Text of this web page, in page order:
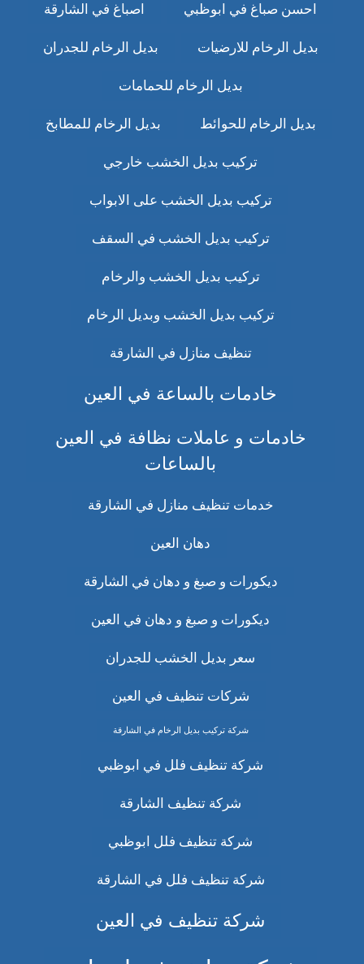
احسن صباغ في ابوظبي اصباغ في الشارقة
بديل الرخام للارضيات بديل الرخام للجدران
بديل الرخام للحمامات
بديل الرخام للحوائط بديل الرخام للمطابخ
تركيب بديل الخشب خارجي
تركيب بديل الخشب على الابواب
تركيب بديل الخشب في السقف
تركيب بديل الخشب والرخام
تركيب بديل الخشب وبديل الرخام
تنظيف منازل في الشارقة
خادمات بالساعة في العين
خادمات و عاملات نظافة في العين
بالساعات
خدمات تنظيف منازل في الشارقة
دهان العين
ديكورات و صبغ و دهان في الشارقة
ديكورات و صبغ و دهان في العين
سعر بديل الخشب للجدران
شركات تنظيف في العين
شركة تركيب بديل الرخام في الشارقة
شركة تنظيف فلل في ابوظبي
شركة تنظيف الشارقة
شركة تنظيف فلل ابوظبي
شركة تنظيف فلل في الشارقة
شركة تنظيف في العين